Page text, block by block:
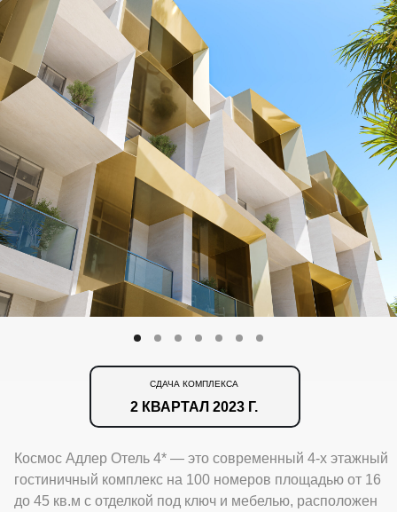
СДАЧА КОМПЛЕКСА
2 КВАРТАЛ 2023 Г.
Космос Адлер Отель 4* — это современный 4-х этажный
гостиничный комплекс на 100 номеров площадью от 16
до 45 кв.м с отделкой под ключ и мебелью, расположен